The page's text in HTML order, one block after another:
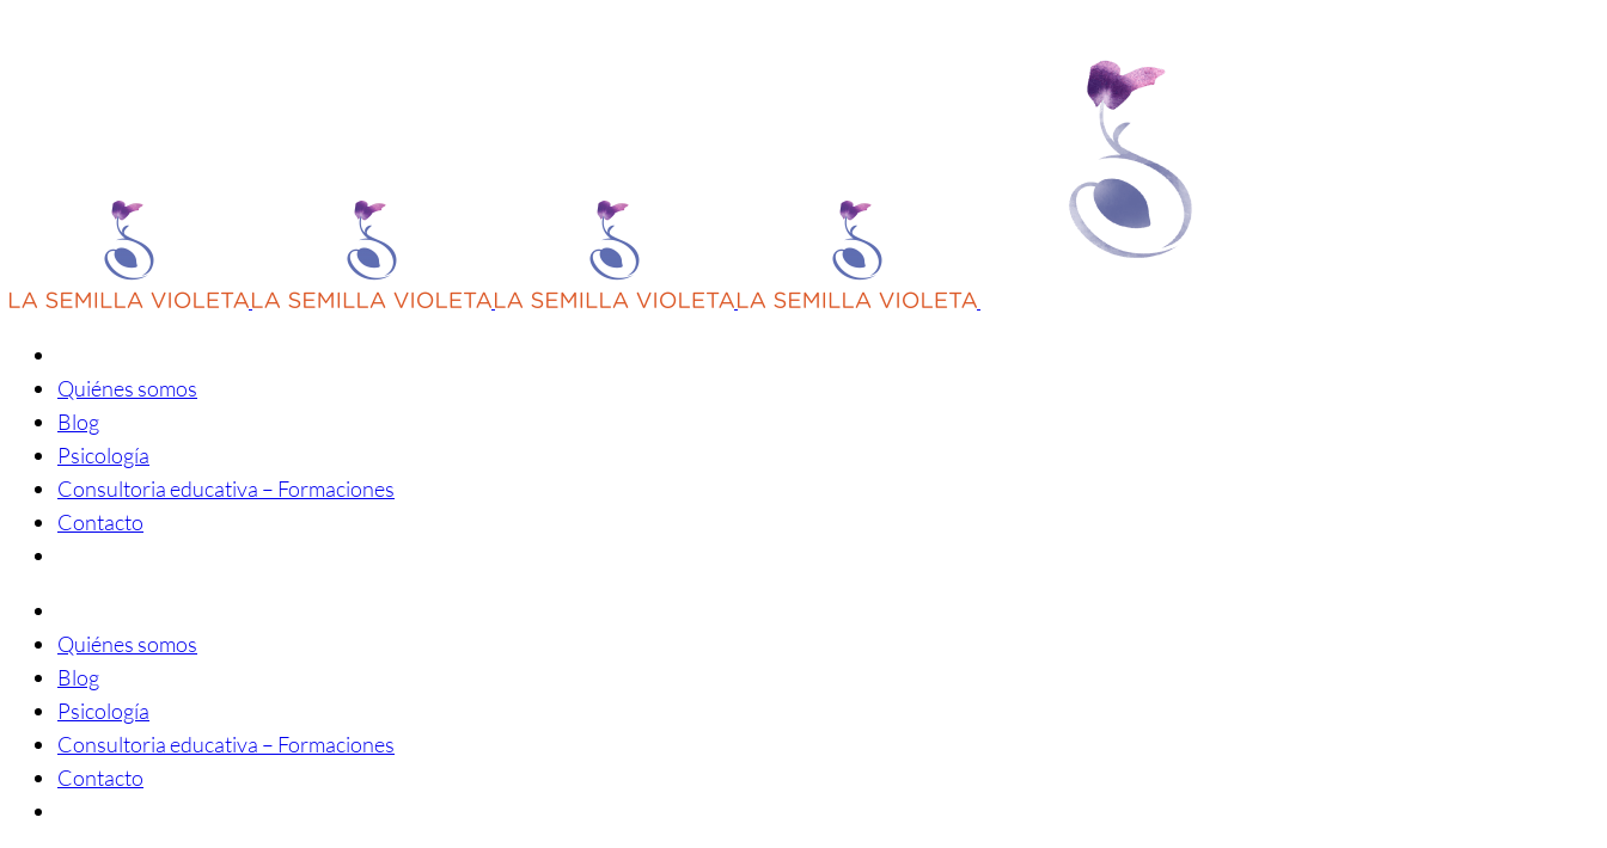
Quiénes somos
Blog
Psicología
Consultoria educativa – Formaciones
Contacto
Quiénes somos
Blog
Psicología
Consultoria educativa – Formaciones
Contacto